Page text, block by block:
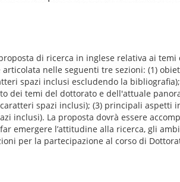
di ricerca in inglese relativa ai temi
articolata nelle seguenti tre sezioni: (1)
spazi inclusi escludendo la
dei temi del dottorato e dell'attuale
spazi inclusi); (3) principali aspetti
inclusi). La proposta dovrà essere
emergere l’attitudine alla ricerca, gli
per la partecipazione al corso di